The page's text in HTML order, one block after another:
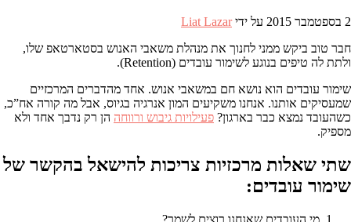
2 בספטמבר 2015 על ידיLiat Lazar
חבר טוב ביקש ממני לחנוך את מנהלת משאבי האנוש בסטארטאפ שלו,
ולתת לה טיפים בנוגע לשימור עובדים (Retention).
שימור עובדים הוא נושא חם במשאבי אנוש. אחד מהדברים המרכזיים
שמעסיקים אותנו. אנחנו משקיעים המון אנרגיה בגיוס, אבל מה קורה אח”כ,
כשהעובד נמצא כבר בארגון? פעילויות גיבוש ורווחה הן רק נדבך אחד ולא
מספיק.
שתי שאלות מרכזיות צריכות להישאל בהקשר של
שימור עובדים: